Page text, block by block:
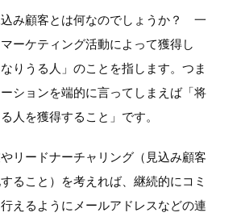
み顧客とは何なのでしょうか？ 一
ーケティング活動によって獲得し
りうる人」のことを指します。つま
ションを端的に言ってしまえば「将
人を獲得すること」です。
リードナーチャリング（見込み顧客
ること）を考えれば、継続的にコミ
えるようにメールアドレスなどの連